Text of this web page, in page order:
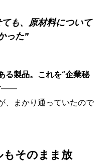
も、原材料について
った”
る製品。これを“企業秘
――
、まかり通っていたので
もそのまま放